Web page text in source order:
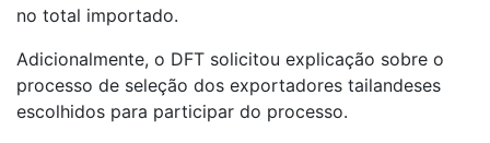
no total importado.
Adicionalmente, o DFT solicitou explicação sobre o
processo de seleção dos exportadores tailandeses
escolhidos para participar do processo.